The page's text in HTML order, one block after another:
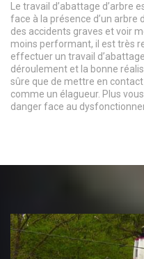
Le travail d’abattage d’arbre
face à la présence d’un arbre
des accidents graves et voir
moins performant, il est très
effectuer un travail
déroulement et la bonne
sûre que de mettre en
comme un élagueur. Plus
danger face au